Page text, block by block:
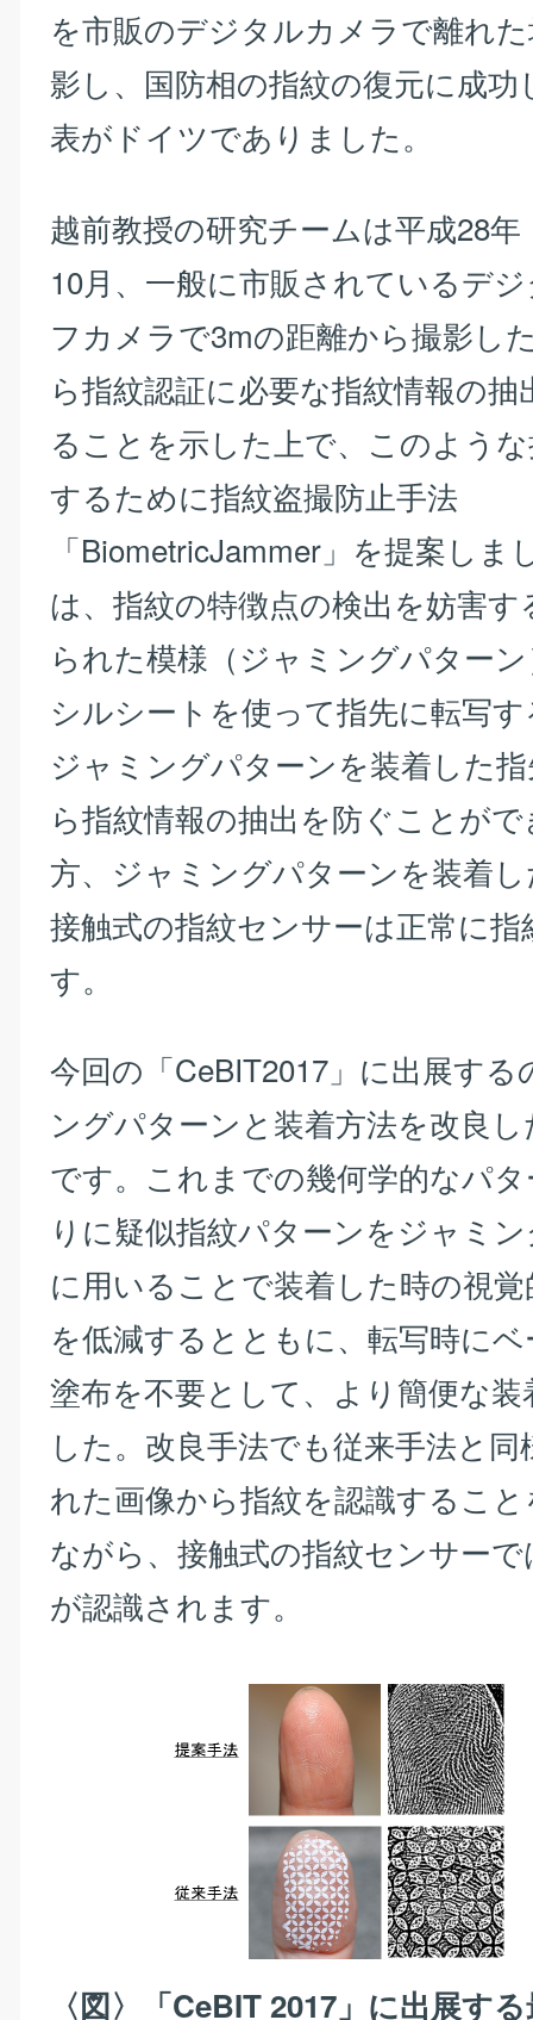
を市販のデジタルカメラで離れ
影し、国防相の指紋の復元に成
表がドイツでありました。
越前教授の研究チームは平成28年
10月、一般に市販されているデ
フカメラで3mの距離から撮影し
ら指紋認証に必要な指紋情報の
ることを示した上で、このよう
するために指紋盗撮防止手法
「BiometricJammer」を提案しま
は、指紋の特徴点の検出を妨害
られた模様（ジャミングパター
シルシートを使って指先に転写
ジャミングパターンを装着した
ら指紋情報の抽出を防ぐことが
方、ジャミングパターンを装着
接触式の指紋センサーは正常に
す。
今回の「CeBIT2017」に出展す
ングパターンと装着方法を改良
です。これまでの幾何学的なパ
りに疑似指紋パターンをジャミ
に用いることで装着した時の視
を低減するとともに、転写時に
塗布を不要として、より簡便な
した。改良手法でも従来手法と
れた画像から指紋を認識するこ
ながら、接触式の指紋センサー
が認識されます。
〈図〉「CeBIT 2017」に出展す